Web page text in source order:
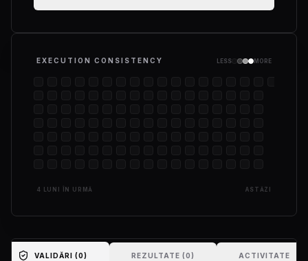
EXECUTION CONSISTENCY LESS MORE
4 LUNI ÎN URMĂ ASTĂZI
VALIDĂRI (0) REZULTATE (0) ACTIVITATE